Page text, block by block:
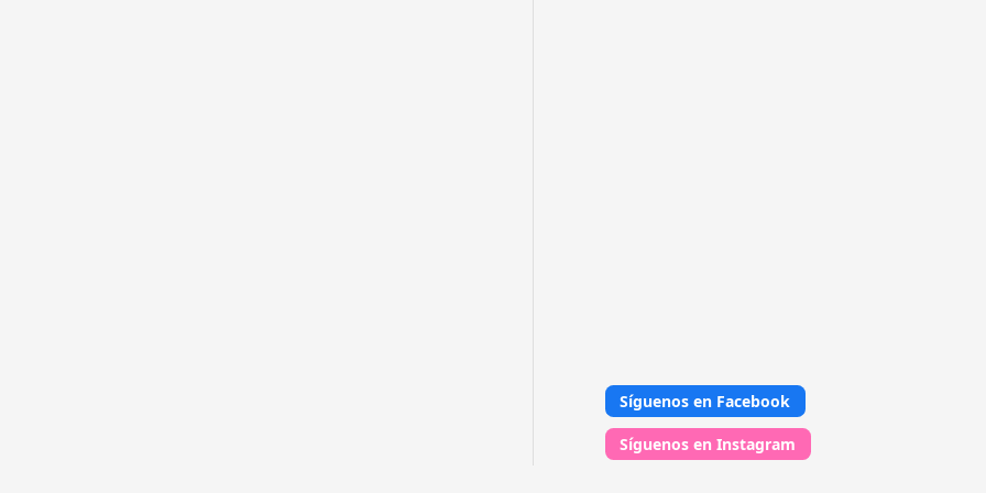
Síguenos en Facebook
Síguenos en Instagram